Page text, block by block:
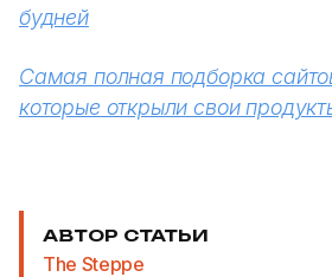
будней
Самая полная подборка
которые открыли свои
АВТОР СТАТЬИ
The Steppe